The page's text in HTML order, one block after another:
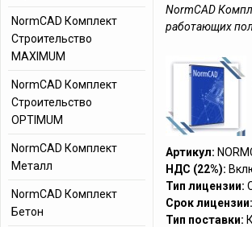
NormCAD
работающих
Артикул:
НДС (22%):
Тип лицензии:
Срок лицензии:
Тип поставки:
NormCAD Комплект
Строительство
MAXIMUM
NormCAD Комплект
Строительство
OPTIMUM
NormCAD Комплект
Металл
NormCAD Комплект
Бетон